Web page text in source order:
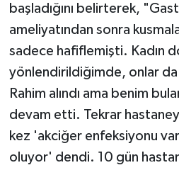
başladığını belirterek,
ameliyatından sonra
sadece hafiflemişti. Kadın
yönlendirildiğimde, onlar
Rahim alındı ama benim
devam etti. Tekrar
kez 'akciğer enfeksiyonu
oluyor' dendi. 10 gün